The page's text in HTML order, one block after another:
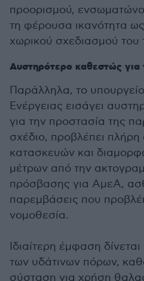
προορισμού,
τη φέρουσα ικανότητα
χωρικού σχεδιασμού του
Αυστηρότερο καθεστώς για
Παράλληλα, το
Ενέργειας εισάγει
για την προστασία της
σχέδιο, προβλέπει
κατασκευών και
μέτρων από την
πρόσβασης για ΑμεΑ,
παρεμβάσεις που
νομοθεσία.
Ιδιαίτερη έμφαση
των υδάτινων πόρων,
σύσταση για χρήση